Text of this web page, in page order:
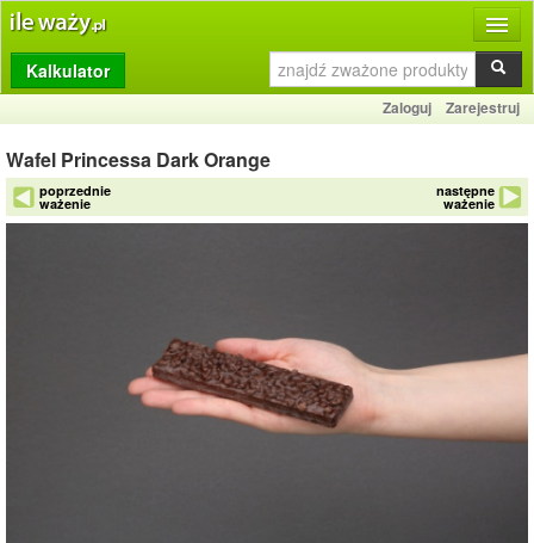
Produkty
Dziennik
Przelicznik
Porównywarka
Kalkulator
Zaloguj Zarejestruj
Wafel Princessa Dark Orange
poprzednie
ważenie
następne
ważenie